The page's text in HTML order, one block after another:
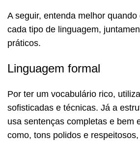
A seguir, entenda melhor
cada tipo de linguagem,
práticos.
Linguagem formal
Por ter um vocabulário rico,
sofisticadas e técnicas. Já a
usa sentenças completas e bem
como, tons polidos e